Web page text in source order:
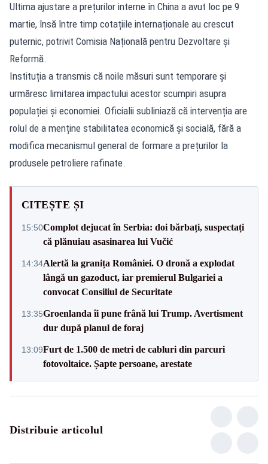
Ultima ajustare a prețurilor interne în China a avut loc pe 9
martie, însă între timp cotațiile internaționale au crescut
puternic, potrivit Comisia Națională pentru Dezvoltare și
Reformă.
Instituția a transmis că noile măsuri sunt temporare și
urmăresc limitarea impactului acestor scumpiri asupra
populației și economiei. Oficialii subliniază că intervenția are
rolul de a menține stabilitatea economică și socială, fără a
modifica mecanismul general de formare a prețurilor la
produsele petroliere rafinate.
CITEȘTE ȘI
15:50Complot dejucat în Serbia: doi bărbați, suspectați
că plănuiau asasinarea lui Vučić
14:34Alertă la granița României. O dronă a explodat
lângă un gazoduct, iar premierul Bulgariei a
convocat Consiliul de Securitate
13:35Groenlanda îi pune frână lui Trump. Avertisment
dur după planul de foraj
13:09Furt de 1.500 de metri de cabluri din parcuri
fotovoltaice. Șapte persoane, arestate
Distribuie articolul